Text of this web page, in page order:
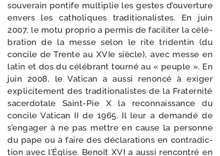
sou­ve­rain pon­tife mul­ti­plie les gestes d’ou­ver­ture
envers les catho­liques tra­di­tio­na­listes. En juin
2007, le motu pro­prio a per­mis de faci­li­ter la célé­
bra­tion de la messe selon le rite tri­den­tin (du
concile de Trente au XVIe siècle), avec messe en
latin et dos du célé­brant tour­né au « peuple ». En
juin 2008, le Vatican a aus­si renon­cé à exi­ger
expli­ci­te­ment des tra­di­tio­na­listes de la Fraternité
sacer­do­tale Saint-​Pie X la recon­nais­sance du
concile Vatican II de 1965. Il leur a deman­dé de
s’en­ga­ger à ne pas mettre en cause la per­sonne
du pape ou à faire des décla­ra­tions en contra­dic­
tion avec l’Église. Benoît XVI a aus­si ren­con­tré en